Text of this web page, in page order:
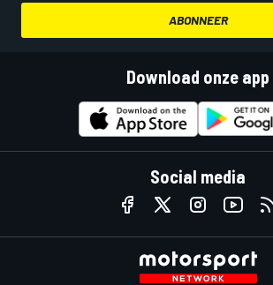
ABONNEER
Download onze app
Social media